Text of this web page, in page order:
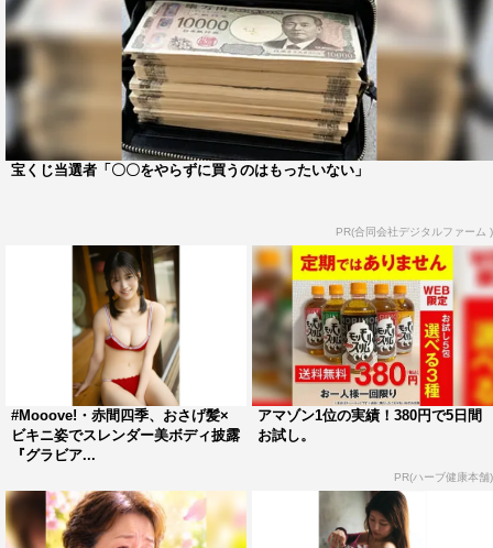
宝くじ当選者「〇〇をやらずに買うのはもったいない」
PR(合同会社デジタルファーム )
#Mooove!・赤間四季、おさげ髪×
ビキニ姿でスレンダー美ボディ披露
『グラビア...
アマゾン1位の実績！380円で5日間
お試し。
PR(ハーブ健康本舗)